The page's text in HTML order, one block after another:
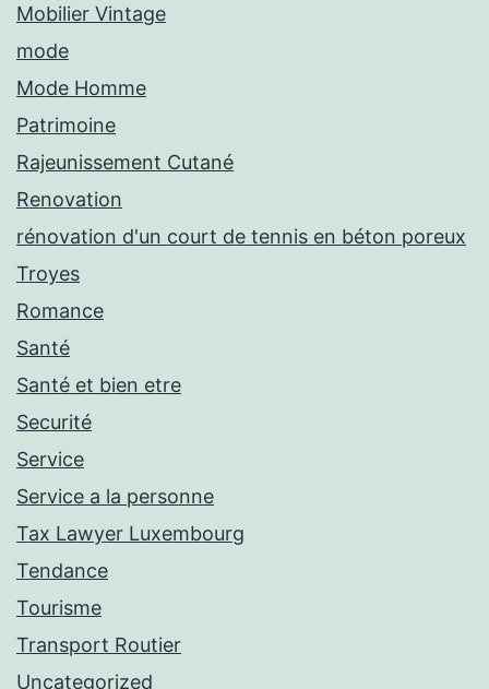
Mobilier Vintage
mode
Mode Homme
Patrimoine
Rajeunissement Cutané
Renovation
rénovation d'un court de tennis en béton poreux
Troyes
Romance
Santé
Santé et bien etre
Securité
Service
Service a la personne
Tax Lawyer Luxembourg
Tendance
Tourisme
Transport Routier
Uncategorized